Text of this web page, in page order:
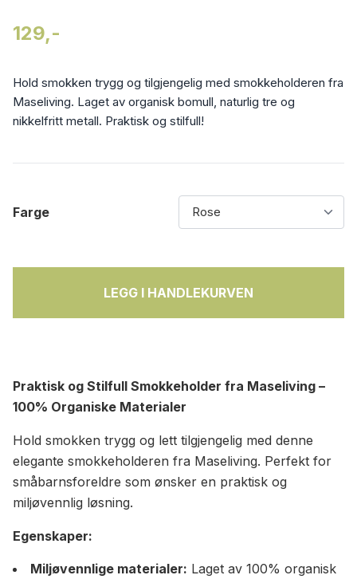
129,-
Hold smokken trygg og tilgjengelig med smokkeholderen fra
Maseliving. Laget av organisk bomull, naturlig tre og
nikkelfritt metall. Praktisk og stilfull!
Farge
LEGG I HANDLEKURVEN
Praktisk og Stilfull Smokkeholder fra Maseliving –
100% Organiske Materialer
Hold smokken trygg og lett tilgjengelig med denne
elegante smokkeholderen fra Maseliving. Perfekt for
småbarnsforeldre som ønsker en praktisk og
miljøvennlig løsning.
Egenskaper:
Miljøvennlige materialer: Laget av 100% organisk